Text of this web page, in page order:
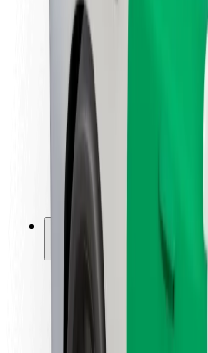
Prekių ženklo gairės
Misija
Investuotojams
Vadovybė
Prekės ženklas
Žiniasklaidai
„Urban Fund“
Saugumas
Keleivių saugumas
Vairuotojų saugumas
Paspirtukų saugumas